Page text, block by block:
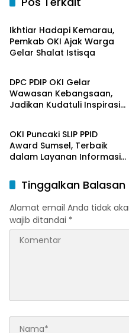
OKI Maju Bersama
Ikhtiar Hadapi Kemarau,
Pemkab OKI Ajak Warga
Gelar Shalat Istisqa
OKI Maju Bersama
DPC PDIP OKI Gelar
Wawasan Kebangsaan,
Jadikan Kudatuli Inspirasi
OKI Maju Bersama
OKI Puncaki SLIP PPID
Award Sumsel, Terbaik
dalam Layanan Informasi
Tinggalkan Balasan
Alamat email Anda tidak
wajib ditandai *